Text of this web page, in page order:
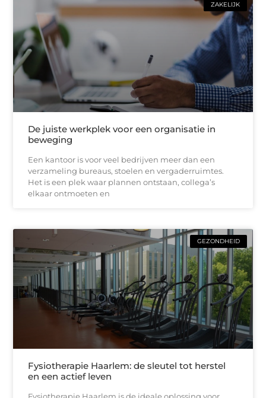
ZAKELIJK
De juiste werkplek voor een organisatie in
beweging
Een kantoor is voor veel bedrijven meer dan een
verzameling bureaus, stoelen en vergaderruimtes.
Het is een plek waar plannen ontstaan, collega’s
elkaar ontmoeten en
GEZONDHEID
Fysiotherapie Haarlem: de sleutel tot herstel
en een actief leven
Fysiotherapie Haarlem is de ideale oplossing voor